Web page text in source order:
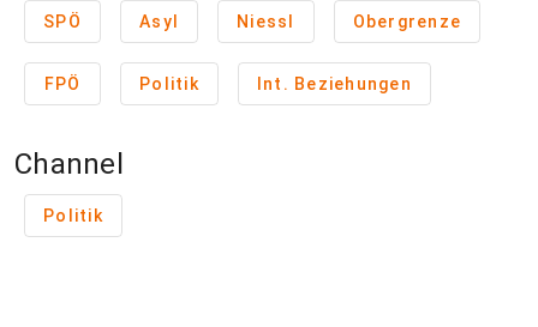
SPÖ Asyl Niessl Obergrenze
FPÖ Politik Int. Beziehungen
Channel
Politik